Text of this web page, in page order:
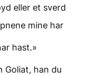
eller et sverd
mine har
hast.»
Goliat, han du